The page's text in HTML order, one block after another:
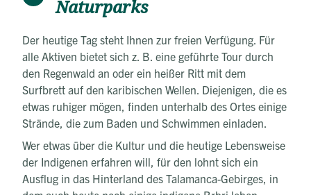
Naturparks
Der heutige Tag steht Ihnen zur freien Verfügung. Für
alle Aktiven bietet sich z. B. eine geführte Tour durch
den Regenwald an oder ein heißer Ritt mit dem
Surfbrett auf den karibischen Wellen. Diejenigen, die es
etwas ruhiger mögen, finden unterhalb des Ortes einige
Strände, die zum Baden und Schwimmen einladen.
Wer etwas über die Kultur und die heutige Lebensweise
der Indigenen erfahren will, für den lohnt sich ein
Ausflug in das Hinterland des Talamanca-Gebirges, in